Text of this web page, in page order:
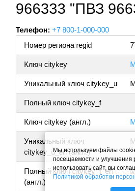
966333 "ПВЗ
Телефон: +7 800-1-000-000
Номер региона regid
Ключ citykey
Уникальный ключ citykey_u
Полный ключ citykey_f
Ключ citykey (англ.)
Уникальный ключ
citykey_u_en (англ.)
Полный ключ citykey_f_en
(англ.)
Мы используем файлы
посещаемости и улучшения
использовать сайт, вы
Политикой обработки